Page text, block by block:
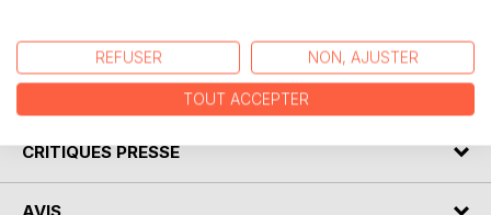
CRITIQUES PRESSE
REFUSER NON, AJUSTER
TOUT ACCEPTER